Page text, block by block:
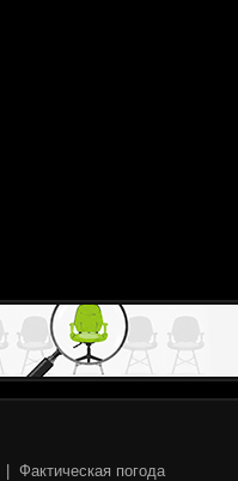
Фактическая погода